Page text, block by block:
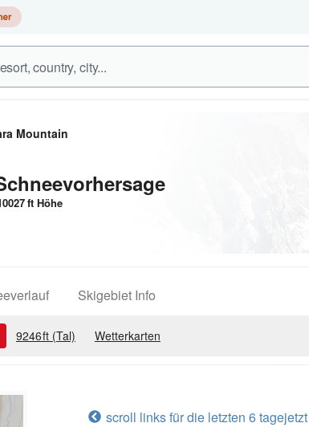
Mountain
ft Höhe
Skigebiet Info
9246ft (Tal) Wetterkarten
scroll links für die letzten 6 tagejetzt